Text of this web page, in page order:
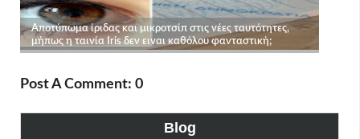
Post A Comment: 0
Blog